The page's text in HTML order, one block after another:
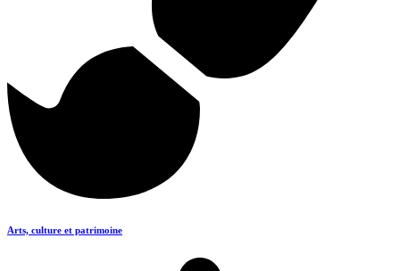
Arts, culture et patrimoine